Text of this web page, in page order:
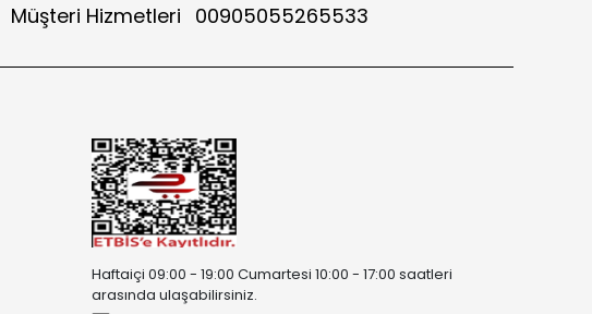
Müşteri Hizmetleri 00905055265533
Haftaiçi 09:00 - 19:00 Cumartesi 10:00 - 17:00 saatleri
arasında ulaşabilirsiniz.